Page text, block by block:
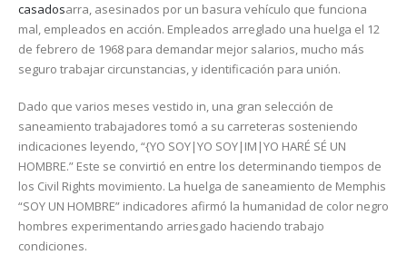
casadosarra, asesinados por un basura vehículo que funciona
mal, empleados en acción. Empleados arreglado una huelga el 12
de febrero de 1968 para demandar mejor salarios, mucho más
seguro trabajar circunstancias, y identificación para unión.
Dado que varios meses vestido in, una gran selección de
saneamiento trabajadores tomó a su carreteras sosteniendo
indicaciones leyendo, “{YO SOY|YO SOY|IM|YO HARÉ SÉ UN
HOMBRE.” Este se convirtió en entre los determinando tiempos de
los Civil Rights movimiento. La huelga de saneamiento de Memphis
“SOY UN HOMBRE” indicadores afirmó la humanidad de color negro
hombres experimentando arriesgado haciendo trabajo
condiciones.